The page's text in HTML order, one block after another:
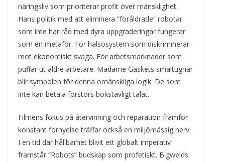
näringsliv som prioriterar profit över mänsklighet.
Hans politik med att eliminera ”föråldrade” robotar
som inte har råd med dyra uppgraderingar fungerar
som en metafor. För hälsosystem som diskriminerar
mot ekonomiskt svaga. För arbetsmarknader som
puffar ut äldre arbetare. Madame Gaskets smältugnar
blir symbolen för denna omänskliga logik. De som
inte kan betala förstörs bokstavligt talat.
Filmens fokus på återvinning och reparation framför
konstant förnyelse träffar också en miljömässig nerv.
I en tid där hållbarhet blivit ett globalt imperativ
framstår ”Robots” budskap som profetiskt. Bigwelds